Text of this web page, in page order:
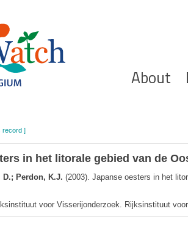
About
Search
record ]
in het litorale gebied van de
D.; Perdon, K.J. (2003). Japanse oesters in het
voor Visserijonderzoek. Rijksinstituut